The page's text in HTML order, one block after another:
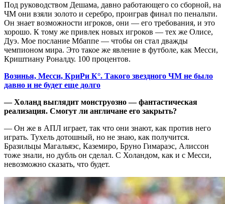
Под руководством Дешама, давно работающего со сборной, на
ЧМ они взяли золото и серебро, проиграв финал по пенальти.
Он знает возможности игроков, они — его требования, и это
хорошо. К тому же привлек новых игроков — тех же Олисе,
Дуэ. Мое послание Мбаппе — чтобы он стал дважды
чемпионом мира. Это такое же явление в футболе, как Месси,
Криштиану Роналду. 100 процентов.
Возинья, Месси, КриРи К°. Такого звездного ЧМ не было
давно и не будет еще долго
— Холанд выглядит монструозно — фантастическая
реализация. Смогут ли англичане его закрыть?
— Он же в АПЛ играет, так что они знают, как против него
играть. Тухель дотошный, но не знаю, как получится.
Бразильцы Магальяэс, Каземиро, Бруно Гимараэс, Алиссон
тоже знали, но дубль он сделал. С Холандом, как и с Месси,
невозможно сказать, что будет.